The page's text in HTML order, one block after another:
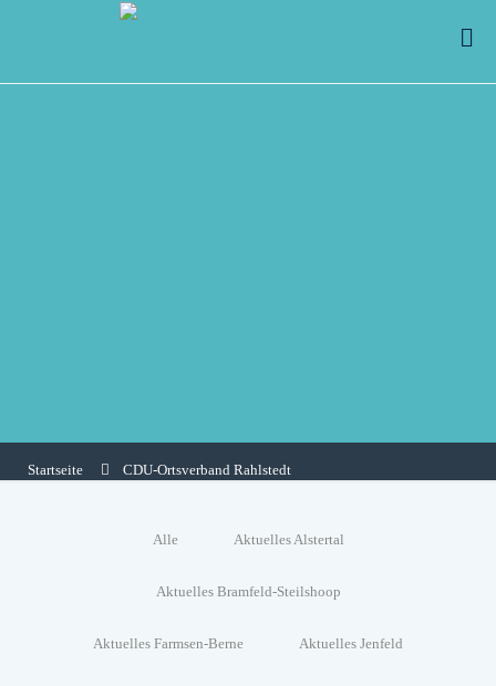
Startseite CDU-Ortsverband Rahlstedt
Alle Aktuelles Alstertal
Aktuelles Bramfeld-Steilshoop
Aktuelles Farmsen-Berne Aktuelles Jenfeld